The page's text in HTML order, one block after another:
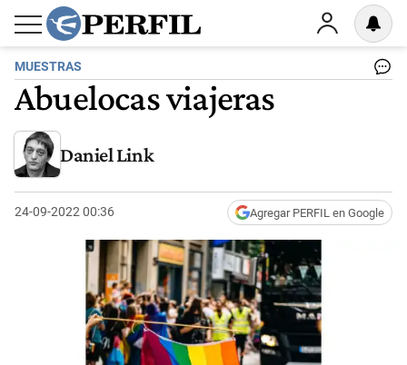
MUESTRAS
Abuelocas viajeras
Daniel Link
24-09-2022 00:36 Agregar PERFIL en Google